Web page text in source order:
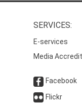
SERVICES:
E-services
Media
Facebook
Flickr